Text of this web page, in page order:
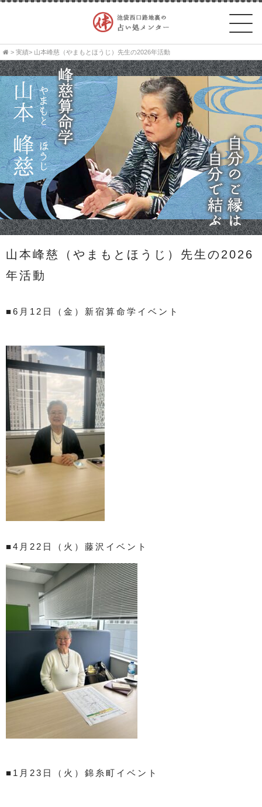
> 実績> 山本峰慈（やまもとほうじ）先生の2026年活動
山本峰慈（やまもとほうじ）先生の2026
年活動
■6月12日（金）新宿算命学イベント
■4月22日（火）藤沢イベント
■1月23日（火）錦糸町イベント